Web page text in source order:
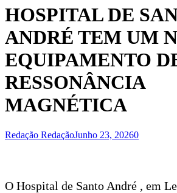
HOSPITAL DE
ANDRÉ TEM UM
EQUIPAMENTO
RESSONÂNCIA
MAGNÉTICA
Redação RedaçãoJunho 23, 20260
O Hospital de Santo André , em